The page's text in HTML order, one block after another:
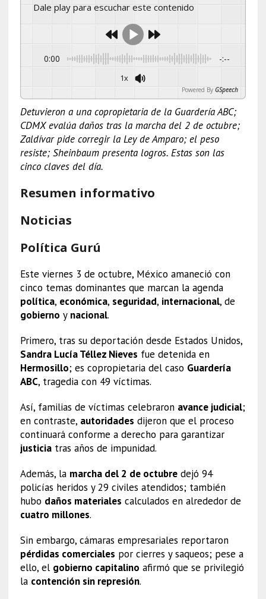
Dale play para escuchar este contenido
0:00 -:--
1x
Powered By GSpeech
Detuvieron a una copropietaria de la Guardería ABC;
CDMX evalúa daños tras la marcha del 2 de octubre;
Zaldívar pide corregir la Ley de Amparo; el peso
resiste; Sheinbaum presenta logros. Estas son las
cinco claves del día.
Resumen informativo
Noticias
Política Gurú
Este viernes 3 de octubre, México amaneció con
cinco temas dominantes que marcan la agenda
política, económica, seguridad, internacional, de
gobierno y nacional.
Primero, tras su deportación desde Estados Unidos,
Sandra Lucía Téllez Nieves fue detenida en
Hermosillo; es copropietaria del caso Guardería
ABC, tragedia con 49 víctimas.
Así, familias de víctimas celebraron avance judicial;
en contraste, autoridades dijeron que el proceso
continuará conforme a derecho para garantizar
justiciatras años de impunidad.
Además, la marcha del 2 de octubredejó 94
policías heridos y 29 civiles atendidos; también
hubo daños materiales calculados en alrededor de
cuatro millones.
Sin embargo, cámaras empresariales reportaron
pérdidas comerciales por cierres y saqueos; pese a
ello, el gobierno capitalino afirmó que se privilegió
la contención sin represión.